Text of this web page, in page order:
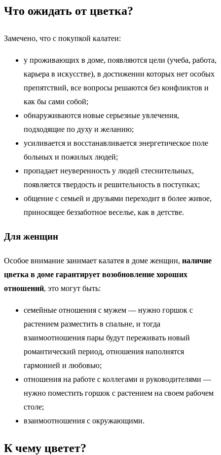
Что ожидать от цветка?
Замечено, что с покупкой калатеи:
у проживающих в доме, появляются цели (учеба, работа,
карьера в искусстве), в достижении которых нет особых
препятствий, все вопросы решаются без конфликтов и
как бы сами собой;
обнаруживаются новые серьезные увлечения,
подходящие по духу и желанию;
усиливается и восстанавливается энергетическое поле
больных и пожилых людей;
пропадает неуверенность у людей стеснительных,
появляется твердость и решительность в поступках;
общение с семьей и друзьями переходит в более живое,
приносящее беззаботное веселье, как в детстве.
Для женщин
Особое внимание занимает калатея в доме женщин, наличие
цветка в доме гарантирует возобновление хороших
отношений, это могут быть:
семейные отношения с мужем — нужно горшок с
растением разместить в спальне, и тогда
взаимоотношения пары будут переживать новый
романтический период, отношения наполнятся
гармонией и любовью;
отношения на работе с коллегами и руководителями —
нужно поместить горшок с растением на своем рабочем
столе;
взаимоотношения с окружающими.
К чему цветет?